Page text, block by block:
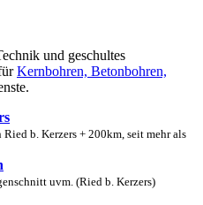
und geschultes
Kernbohren, Betonbohren,
b. Kerzers + 200km, seit mehr als
uvm. (Ried b. Kerzers)